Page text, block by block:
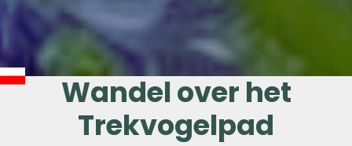
Wandel over het
Trekvogelpad